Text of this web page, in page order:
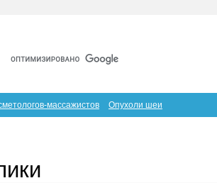
массажистов Опухоли шеи